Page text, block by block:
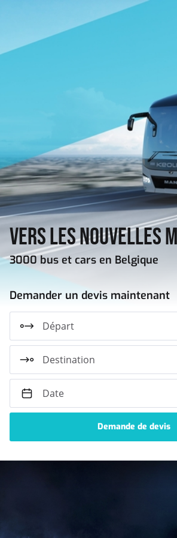
Aller au contenu principal
Vers les nouvelles
3000 bus et cars en Belgique
Demander un devis maintenant
Départ
Destination
Date